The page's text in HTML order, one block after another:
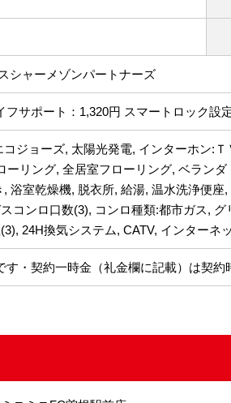
シャーメゾンパートナーズ
フサポート：1,320円 スマートロック設
コジョーズ, 太陽光発電, インターホン:
ーリング, 全居室フローリング, ベラン
, 浴室乾燥機, 脱衣所, 給湯, 温水洗浄便
コンロ口数(3), コンロ種類:都市ガス,
24H換気システム, CATV, インターネ
す・契約一時金（礼金欄に記載）は契